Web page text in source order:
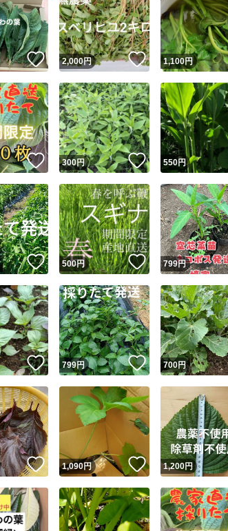
いいね！
2,000円 いいね！
1,100円
いいね！
300円 いいね！
550円
いいね！
500円 いいね！
799円
いいね！
799円 いいね！
700円
いいね！
1,090円 いいね！
1,200円